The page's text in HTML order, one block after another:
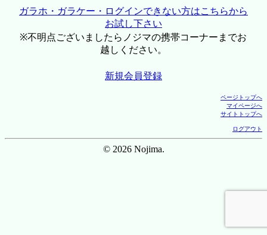
ガラホ・ガラケー・ログインできない方はこちらから
お試し下さい
※不明点ございましたらノジマの携帯コーナーまでお
越しください。
新規会員登録
ページトップへ
マイページへ
サイトトップへ
ログアウト
© 2026 Nojima.